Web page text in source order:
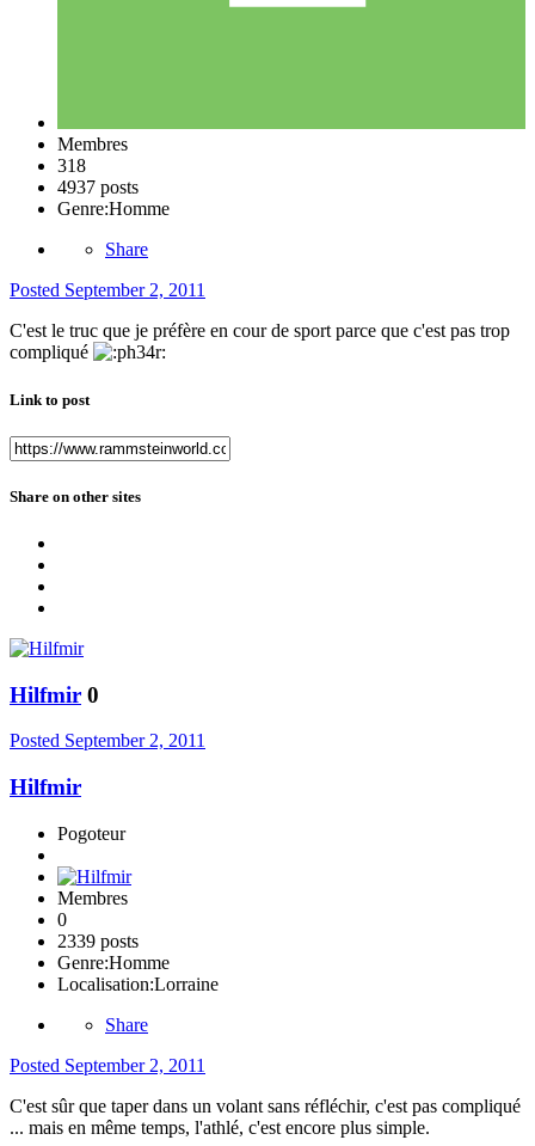
Membres
318
4937 posts
Genre:Homme
Share
Posted September 2, 2011
C'est le truc que je préfère en cour de sport parce que c'est pas trop
compliqué
Link to post
Share on other sites
Hilfmir 0
Posted September 2, 2011
Hilfmir
Pogoteur
Membres
0
2339 posts
Genre:Homme
Localisation:Lorraine
Share
Posted September 2, 2011
C'est sûr que taper dans un volant sans réfléchir, c'est pas compliqué
... mais en même temps, l'athlé, c'est encore plus simple.